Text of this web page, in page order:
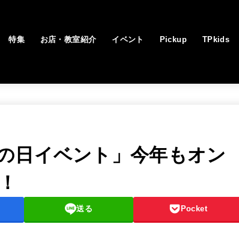
特集 お店・教室紹介 イベント Pickup TPkids
日イベント」今年もオン
送る Pocket